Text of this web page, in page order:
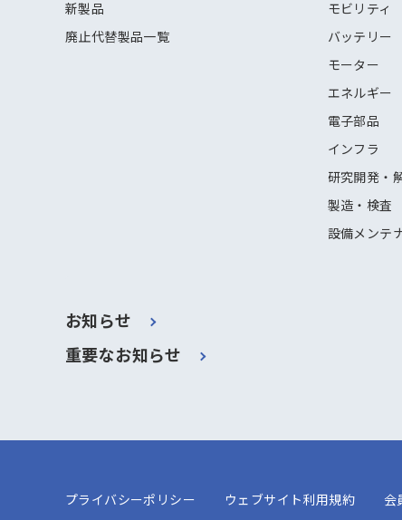
新製品
廃止代替製品一覧
モビリティ
バッテリー
モーター
エネルギー
電子部品
インフラ
研究開発・
製造・検査
設備メンテ
お知らせ
重要なお知らせ
プライバシーポリシー ウェブサイト利用規約 会